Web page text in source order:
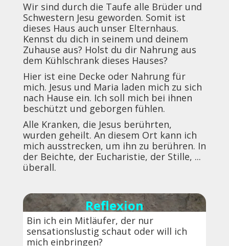
Wir sind durch die Taufe alle Brüder und
Schwestern Jesu geworden. Somit ist
dieses Haus auch unser Elternhaus.
Kennst du dich in seinem und deinem
Zuhause aus? Holst du dir Nahrung aus
dem Kühlschrank dieses Hauses?
Hier ist eine Decke oder Nahrung für
mich. Jesus und Maria laden mich zu sich
nach Hause ein. Ich soll mich bei ihnen
beschützt und geborgen fühlen.
Alle Kranken, die Jesus berührten,
wurden geheilt. An diesem Ort kann ich
mich ausstrecken, um ihn zu berühren. In
der Beichte, der Eucharistie, der Stille, ...
überall.
Reflexion
Bin ich ein Mitläufer, der nur
sensationslustig schaut oder will ich
mich einbringen?